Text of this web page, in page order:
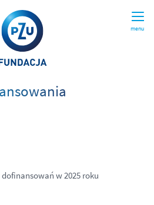
menu
w 2025 roku